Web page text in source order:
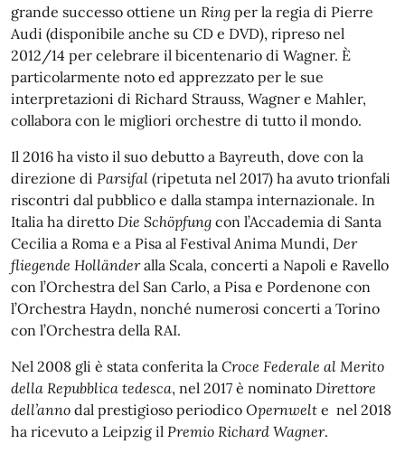
grande successo ottiene un Ring per la regia di Pierre
Audi (disponibile anche su CD e DVD), ripreso nel
2012/14 per celebrare il bicentenario di Wagner. È
particolarmente noto ed apprezzato per le sue
interpretazioni di Richard Strauss, Wagner e Mahler,
collabora con le migliori orchestre di tutto il mondo.
Il 2016 ha visto il suo debutto a Bayreuth, dove con la
direzione di Parsifal (ripetuta nel 2017) ha avuto trionfali
riscontri dal pubblico e dalla stampa internazionale. In
Italia ha diretto Die Schöpfung con l’Accademia di Santa
Cecilia a Roma e a Pisa al Festival Anima Mundi, Der
fliegende Holländeralla Scala, concerti a Napoli e Ravello
con l’Orchestra del San Carlo, a Pisa e Pordenone con
l’Orchestra Haydn, nonché numerosi concerti a Torino
con l’Orchestra della RAI.
Nel 2008 gli è stata conferita la Croce Federale al Merito
della Repubblica tedesca, nel 2017 è nominato Direttore
dell’anno dal prestigioso periodico Opernwelt e nel 2018
ha ricevuto a Leipzig il Premio Richard Wagner.